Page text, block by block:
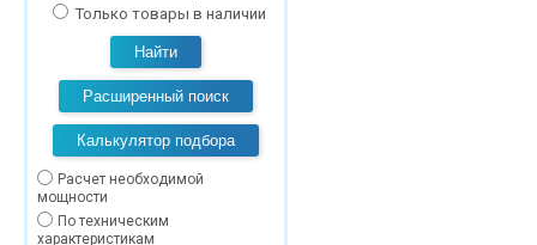
Только товары в наличии
Найти
Расширенный поиск
Калькулятор подбора
Расчет необходимой
мощности
По техническим
характеристикам